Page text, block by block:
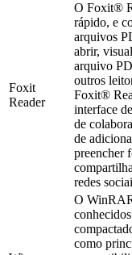
Foxit
Reader
O Foxit®
rápido, e
arquivos
abrir,
arquivo
outros
Foxit®
interface
de
de
preencher
redes
O
como